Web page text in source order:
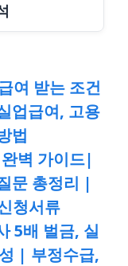
여 받는 조건
업급여, 고용
법
벽 가이드|
문 총정리 |
청서류
5배 벌금, 실
| 부정수급,